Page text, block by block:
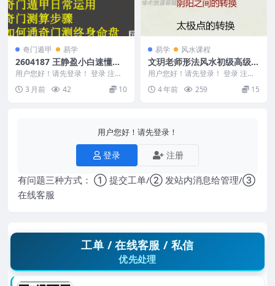
奇门遁甲 易学
2604187 王静盈小白速懂奇
门遁甲秘籍-.pdf 39页Y
用户您好！请先登录！ 登录 注册
王静盈小白速懂奇门遁甲秘籍-.pdf
39页Y...
3 月前 42 10
易学 风水课程
文玥老师形法风水初级高级班
课程视频11集 形法风水高级
班
用户您好！请先登录！ 登录 注册
形法风水课程 文玥老师形法风水
初级高级班课程...
4 年前 259 15
用户您好！请先登录！
登录 注册
有问题三种方式： ① 提交工单/② 发站内消息给管理/③
在线客服
工单 / 在线客服 / 私信
优先处理